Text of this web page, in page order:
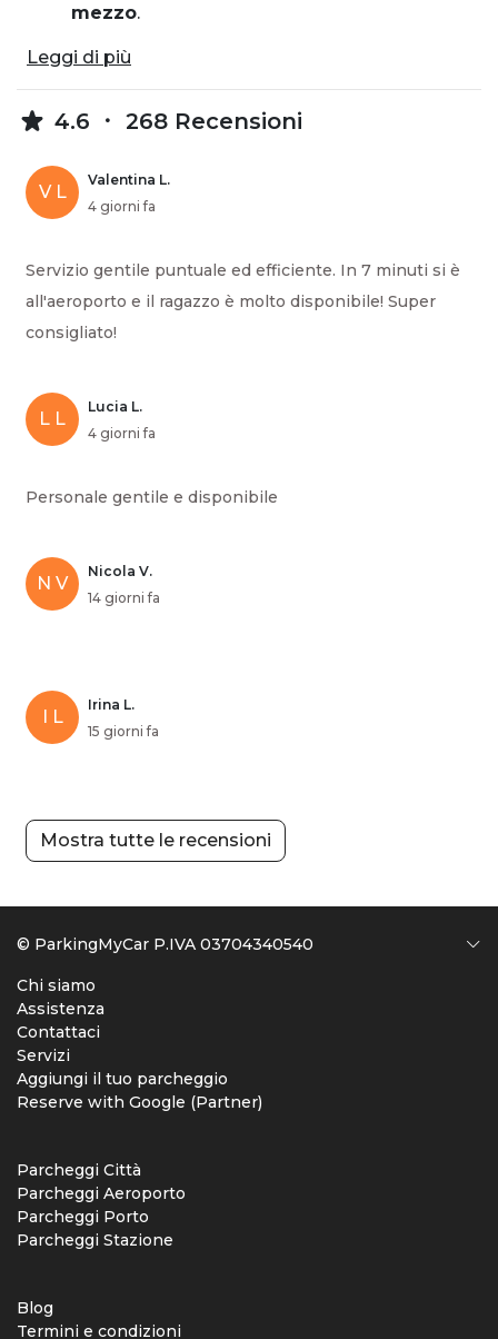
mezzo.
Leggi di più
4.6 268 Recensioni
V L
Valentina L.
4 giorni fa
Servizio gentile puntuale ed efficiente. In 7 minuti si è
all'aeroporto e il ragazzo è molto disponibile! Super
consigliato!
L L
Lucia L.
4 giorni fa
Personale gentile e disponibile
N V
Nicola V.
14 giorni fa
I L
Irina L.
15 giorni fa
Mostra tutte le recensioni
© ParkingMyCar P.IVA 03704340540
Chi siamo
Assistenza
Contattaci
Servizi
Aggiungi il tuo parcheggio
Reserve with Google (Partner)
Parcheggi Città
Parcheggi Aeroporto
Parcheggi Porto
Parcheggi Stazione
Blog
Termini e condizioni